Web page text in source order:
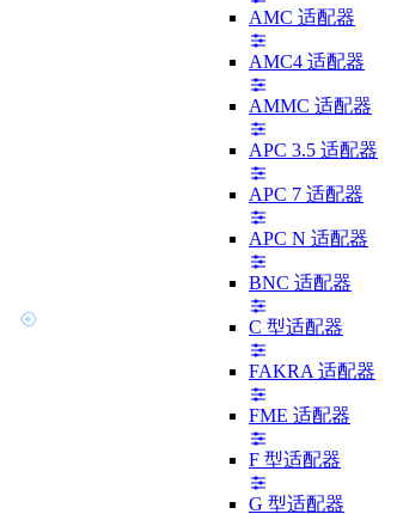
AMC 适配器
AMC4 适配器
AMMC 适配器
APC 3.5 适配器
APC 7 适配器
APC N 适配器
BNC 适配器
C 型适配器
FAKRA 适配器
FME 适配器
F 型适配器
G 型适配器